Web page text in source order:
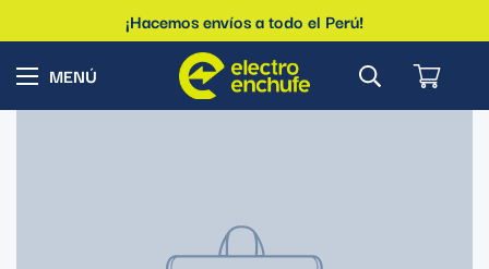
¡Hacemos envíos a todo el Perú!